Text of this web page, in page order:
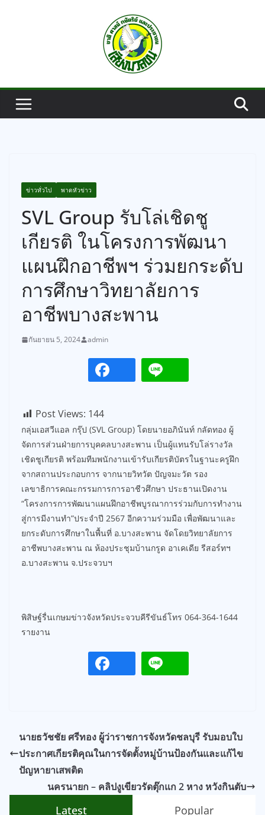
ข่าวทั่วไป พาดหัวข่าว
SVL Group รับโล่เชิดชู
เกียรติ ในโครงการพัฒนา
แผนฝึกอาชีพฯ ร่วมยกระดับ
การศึกษาวิทยาลัยการ
อาชีพบางสะพาน
กันยายน 5, 2024 admin
Post Views: 144
กลุ่มเอสวีแอล กรุ๊ป (SVL Group) โดยนายอภินันท์ กลัดทอง ผู้
จัดการส่วนฝ่ายการบุคคลบางสะพาน เป็นผู้แทนรับโล่รางวัล
เชิดชูเกียรติ พร้อมทีมพนักงานเข้ารับเกียรติบัตรในฐานะครูฝึก
จากสถานประกอบการ จากนายวิทวัต ปัญจมะวัต รอง
เลขาธิการคณะกรรมการการอาชีวศึกษา ประธานเปิดงาน
“โครงการการพัฒนาแผนฝึกอาชีพบูรณาการร่วมกับการทำงาน
สู่การมีงานทำ”ประจำปี 2567 อีกความร่วมมือ เพื่อพัฒนาและ
ยกระดับการศึกษาในพื้นที่ อ.บางสะพาน จัดโดยวิทยาลัยการ
อาชีพบางสะพาน ณ ห้องประชุมบ้านกรูด อาเคเดีย รีสอร์ทฯ
อ.บางสะพาน จ.ประจวบฯ
พิสิษฐ์รื่นเกษมข่าวจังหวัดประจวบคีรีขันธ์โทร 064-364-1644
รายงาน
นายธวัชชัย ศรีทอง ผู้ว่าราชการจังหวัดชลบุรี รับมอบใบ
ประกาศเกียรติคุณในการจัดตั้งหมู่บ้านป้องกันและแก้ไข
ปัญหายาเสพติด
นครนายก – คลิปงูเขียวรัดตุ๊กแก 2 หาง หวังกินตับ
Latest Popular